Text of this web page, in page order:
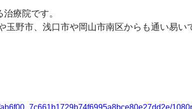
療院です。
玉野市、浅口市や岡山市南区からも通い易